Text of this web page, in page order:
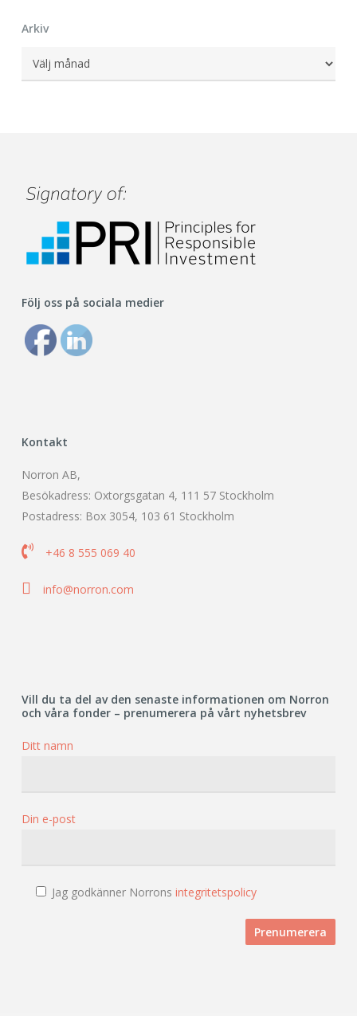
Arkiv
Arkiv
Följ oss på sociala medier
Kontakt
Norron AB,
Besökadress: Oxtorgsgatan 4, 111 57 Stockholm
Postadress: Box 3054, 103 61 Stockholm
 +46 8 555 069 40
 info@norron.com
Vill du ta del av den senaste informationen om Norron
och våra fonder – prenumerera på vårt nyhetsbrev
Ditt namn
Din e-post
Jag godkänner Norrons integritetspolicy